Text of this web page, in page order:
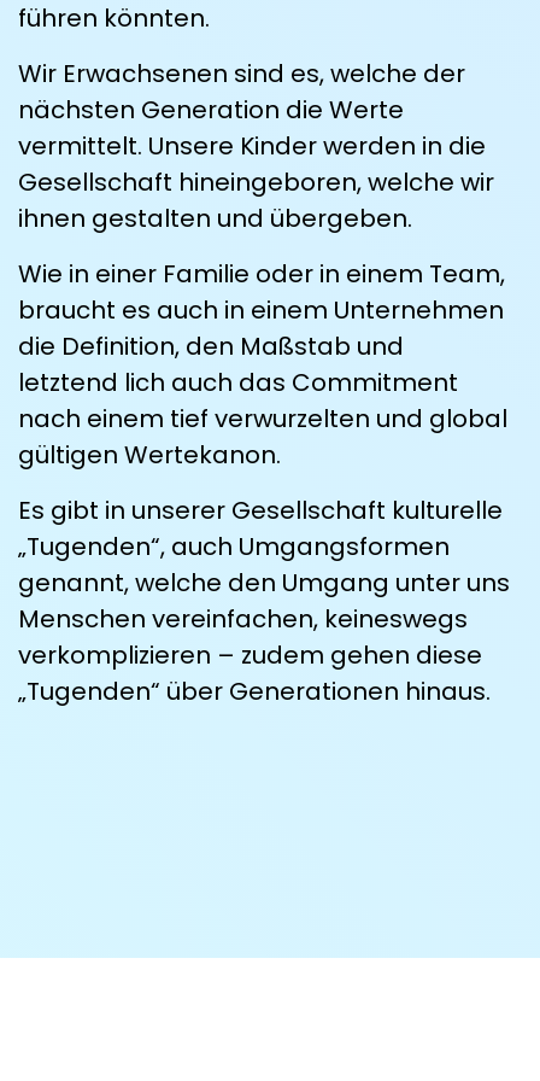
führen könnten.
Wir Erwachsenen sind es, welche der
nächsten Generation die Werte
vermittelt. Unsere Kinder werden in die
Gesellschaft hineingeboren, welche wir
ihnen gestalten und übergeben.
Wie in einer Familie oder in einem Team,
braucht es auch in einem Unternehmen
die Definition, den Maßstab und
letztend­ lich auch das Commitment
nach einem tief verwurzelten und global
gültigen Wertekanon.
Es gibt in unserer Gesellschaft kulturelle
„Tugenden“, auch Umgangsformen
genannt, welche den Umgang unter uns
Menschen vereinfachen, keineswegs
verkomplizieren – zudem gehen diese
„Tugenden“ über Generationen hinaus.